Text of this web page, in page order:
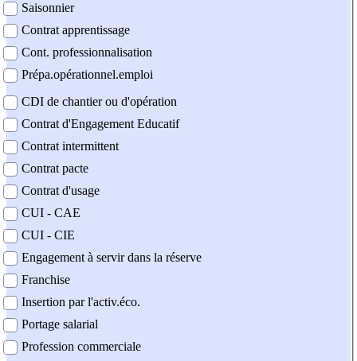
Saisonnier
Contrat apprentissage
Cont. professionnalisation
Prépa.opérationnel.emploi
CDI de chantier ou d'opération
Contrat d'Engagement Educatif
Contrat intermittent
Contrat pacte
Contrat d'usage
CUI - CAE
CUI - CIE
Engagement à servir dans la réserve
Franchise
Insertion par l'activ.éco.
Portage salarial
Profession commerciale